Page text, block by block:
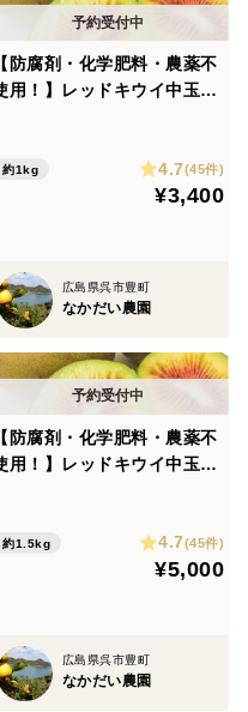
【防腐剤・化学肥料・農薬不
用！】レッドキウイ中玉１
種
約1kg 4.7(45件)
¥3,400
広島県呉市豊町
なかだい農園
【防腐剤・化学肥料・農薬不
用！】レッドキウイ中玉1.
品種
約1.5kg 4.7(45件)
¥5,000
広島県呉市豊町
なかだい農園